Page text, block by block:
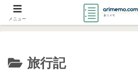
旅行記
旅行記
メニュー